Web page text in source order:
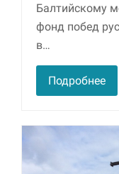
Балтийскому
фонд побед
в…
Подробнее